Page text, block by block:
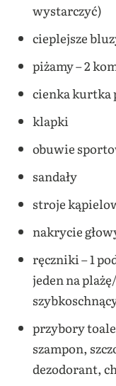
wystarczyć)
cieplejsze
piżamy – 2
cienka kurtka
klapki
obuwie
sandały
stroje
nakrycie
ręczniki – 1
jeden na
przybory
szampon,
dezodorant,